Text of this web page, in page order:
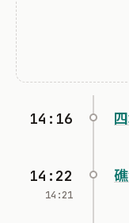
14:16
14:22
14:21